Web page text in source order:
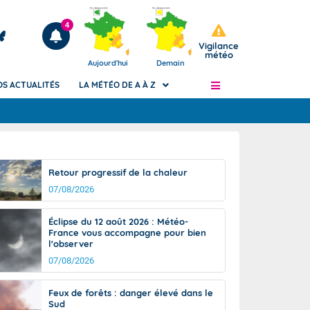
Articles
4
Aujourd'hui Demain
Vigilance
météo
de
Phénomènes dangereux de J+2 à J+7
Avertissement pluies intenses à l'échelle
des communes (Apic)
Bulletins Marine
Bulletins d'estimation du risque
d'avalanche
Météo des forêts
Vigicrues
ACTUALITÉS LA MÉTÉO DE A À Z
Retour progressif de la chaleur
07/08/2026
Éclipse du 12 août 2026 : Météo-
France vous accompagne pour bien
l'observer
07/08/2026
Feux de forêts : danger élevé dans le
Sud